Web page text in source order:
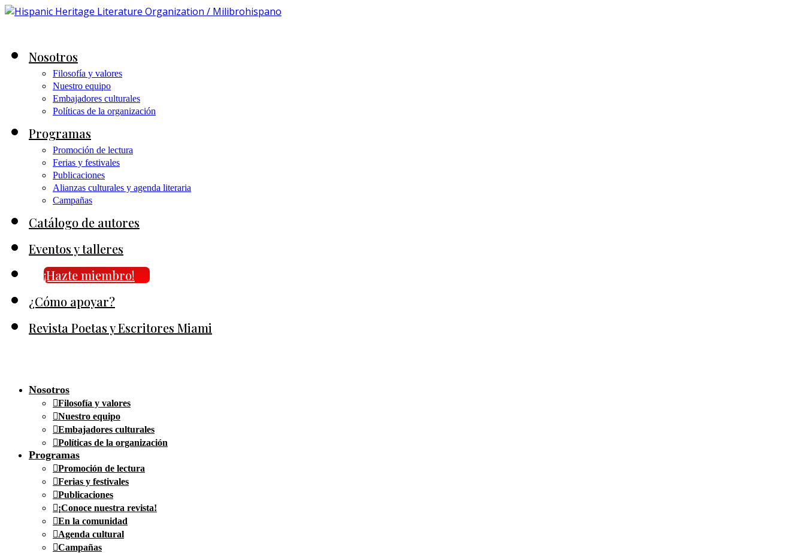
Nosotros
Filosofía y valores
Nuestro equipo
Embajadores culturales
Políticas de la organización
Programas
Promoción de lectura
Ferias y festivales
Publicaciones
Alianzas culturales y agenda literaria
Campañas
Catálogo de autores
Eventos y talleres
¡Hazte miembro!
¿Cómo apoyar?
Revista Poetas y Escritores Miami
Nosotros
Filosofía y valores
Nuestro equipo
Embajadores culturales
Políticas de la organización
Programas
Promoción de lectura
Ferias y festivales
Publicaciones
¡Conoce nuestra revista!
En la comunidad
Agenda cultural
Campañas